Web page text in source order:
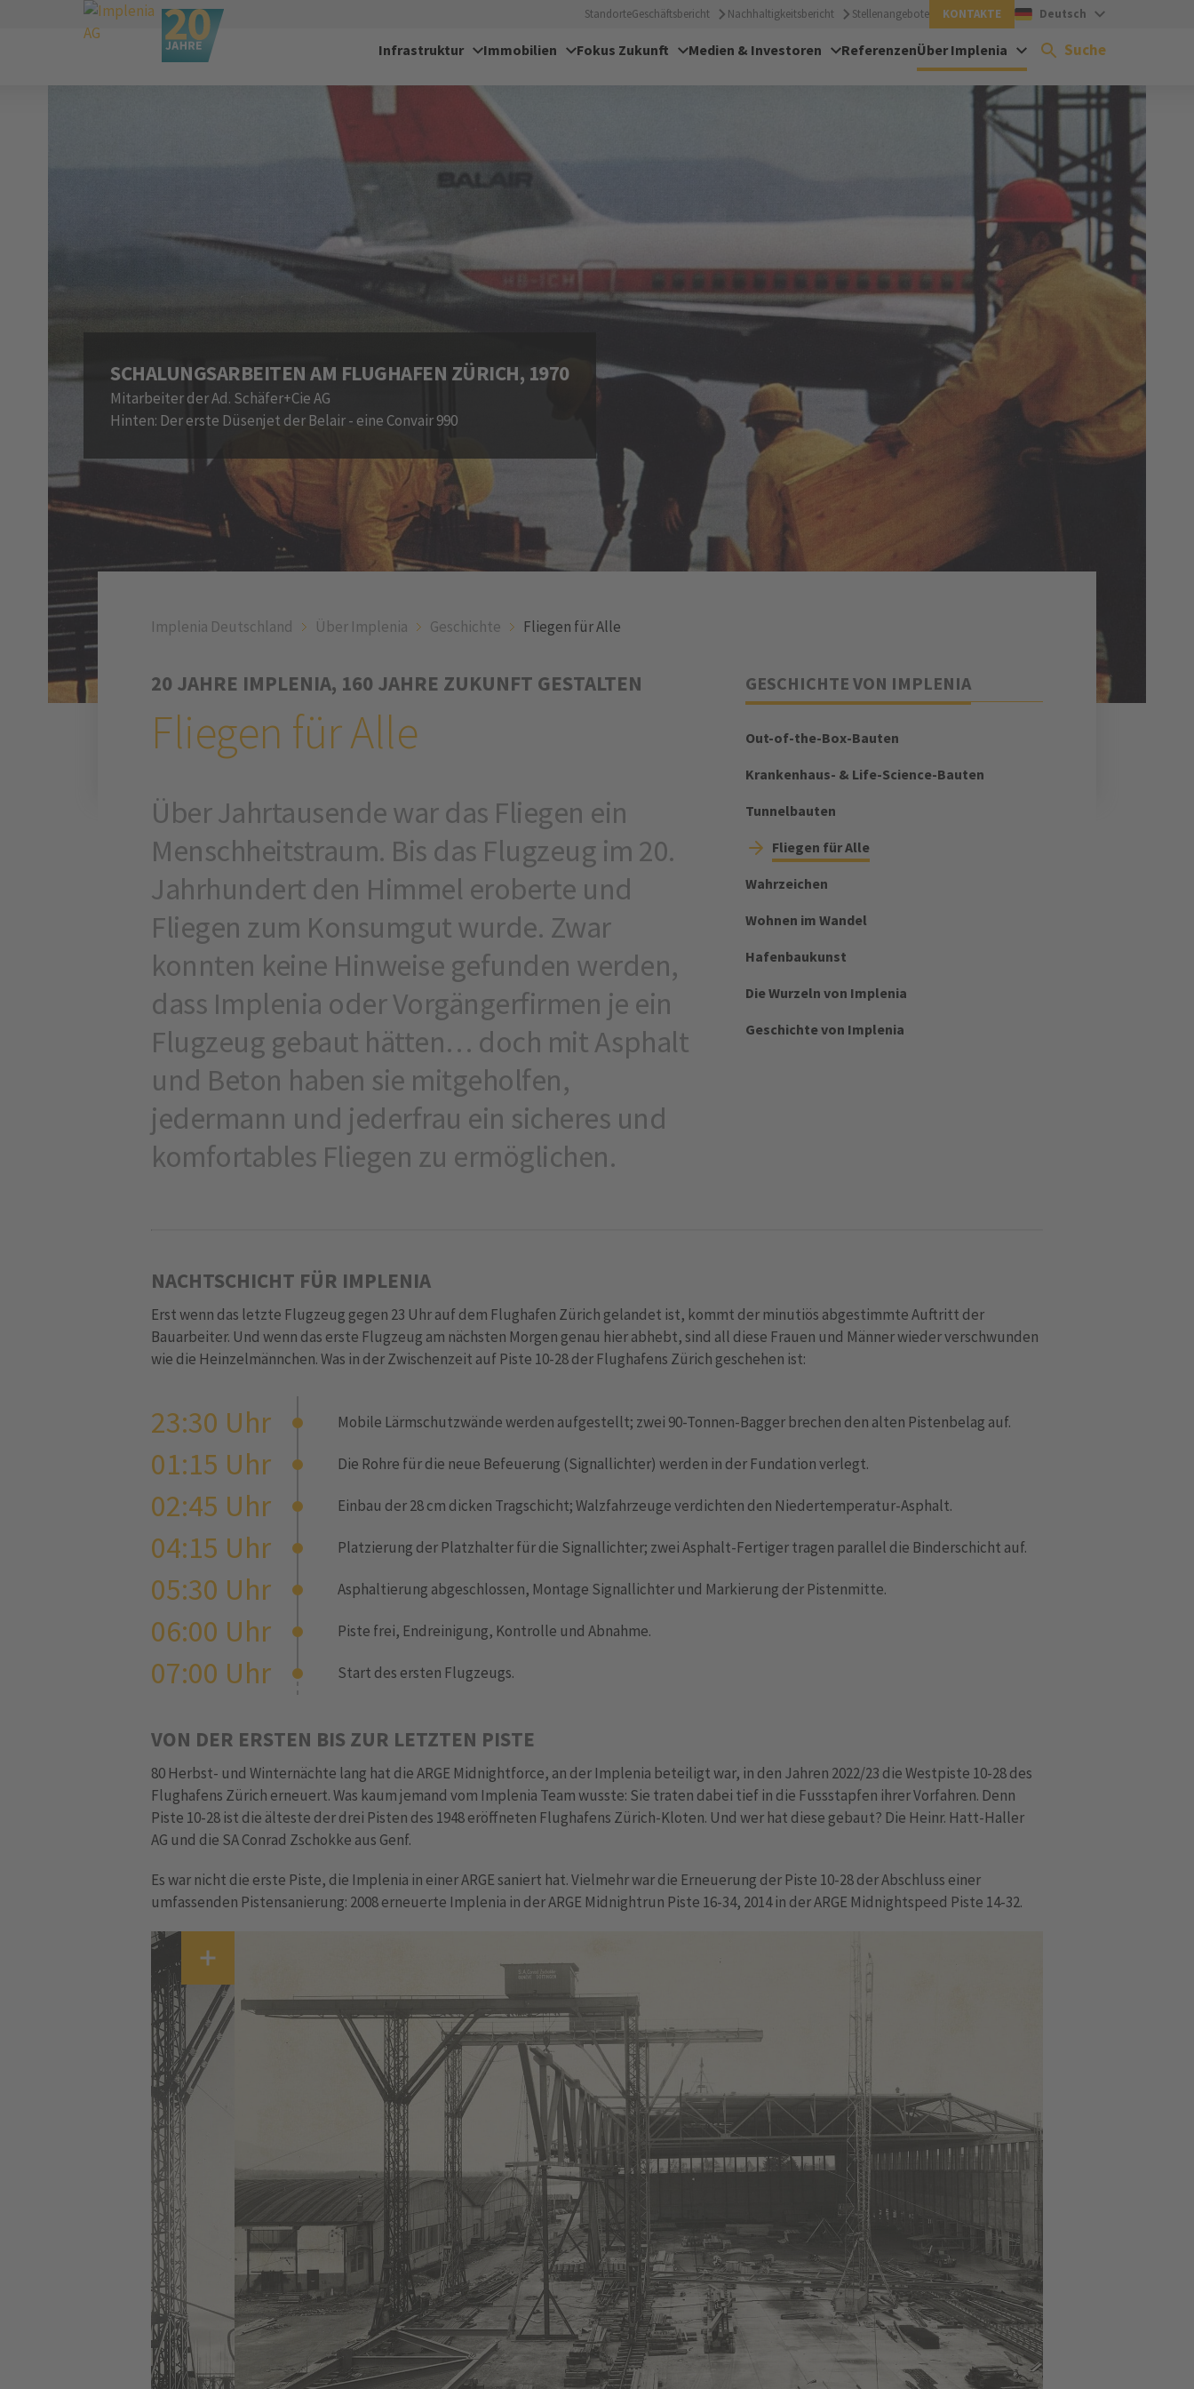
StandorteGeschäftsbericht Nachhaltigkeitsbericht Stellenangebote KONTAKTE Deutsch
Infrastruktur Immobilien Fokus Zukunft Medien & Investoren ReferenzenÜber Implenia Suche
SCHALUNGSARBEITEN AM FLUGHAFEN ZÜRICH, 1970
Mitarbeiter der Ad. Schäfer+Cie AG
Hinten: Der erste Düsenjet der Belair - eine Convair 990
Implenia Deutschland Über Implenia Geschichte Fliegen für Alle
20 JAHRE IMPLENIA, 160 JAHRE ZUKUNFT GESTALTEN
Fliegen für Alle
Über Jahrtausende war das Fliegen ein
Menschheitstraum. Bis das Flugzeug im 20.
Jahrhundert den Himmel eroberte und
Fliegen zum Konsumgut wurde. Zwar
konnten keine Hinweise gefunden werden,
dass Implenia oder Vorgängerfirmen je ein
Flugzeug gebaut hätten… doch mit Asphalt
und Beton haben sie mitgeholfen,
jedermann und jederfrau ein sicheres und
komfortables Fliegen zu ermöglichen.
GESCHICHTE VON IMPLENIA
Out-of-the-Box-Bauten
Krankenhaus- & Life-Science-Bauten
Tunnelbauten
Fliegen für Alle
Wahrzeichen
Wohnen im Wandel
Hafenbaukunst
Die Wurzeln von Implenia​
Geschichte von Implenia
NACHTSCHICHT FÜR IMPLENIA
Erst wenn das letzte Flugzeug gegen 23 Uhr auf dem Flughafen Zürich gelandet ist, kommt der minutiös abgestimmte Auftritt der
Bauarbeiter. Und wenn das erste Flugzeug am nächsten Morgen genau hier abhebt, sind all diese Frauen und Männer wieder verschwunden
wie die Heinzelmännchen. Was in der Zwischenzeit auf Piste 10-28 der Flughafens Zürich geschehen ist:
23:30 Uhr Mobile Lärmschutzwände werden aufgestellt; zwei 90-Tonnen-Bagger brechen den alten Pistenbelag auf.
01:15 Uhr Die Rohre für die neue Befeuerung (Signallichter) werden in der Fundation verlegt.
02:45 Uhr Einbau der 28 cm dicken Tragschicht; Walzfahrzeuge verdichten den Niedertemperatur-Asphalt.
04:15 Uhr Platzierung der Platzhalter für die Signallichter; zwei Asphalt-Fertiger tragen parallel die Binderschicht auf.
05:30 Uhr Asphaltierung abgeschlossen, Montage Signallichter und Markierung der Pistenmitte.
06:00 Uhr Piste frei, Endreinigung, Kontrolle und Abnahme.
07:00 Uhr Start des ersten Flugzeugs.
VON DER ERSTEN BIS ZUR LETZTEN PISTE
80 Herbst- und Winternächte lang hat die ARGE Midnightforce, an der Implenia beteiligt war, in den Jahren 2022/23 die Westpiste 10-28 des
Flughafens Zürich erneuert. Was kaum jemand vom Implenia Team wusste: Sie traten dabei tief in die Fussstapfen ihrer Vorfahren. Denn
Piste 10-28 ist die älteste der drei Pisten des 1948 eröffneten Flughafens Zürich-Kloten. Und wer hat diese gebaut? Die Heinr. Hatt-Haller
AG und die SA Conrad Zschokke aus Genf.
Es war nicht die erste Piste, die Implenia in einer ARGE saniert hat. Vielmehr war die Erneuerung der Piste 10-28 der Abschluss einer
umfassenden Pistensanierung: 2008 erneuerte Implenia in der ARGE Midnightrun Piste 16-34, 2014 in der ARGE Midnightspeed Piste 14-32.